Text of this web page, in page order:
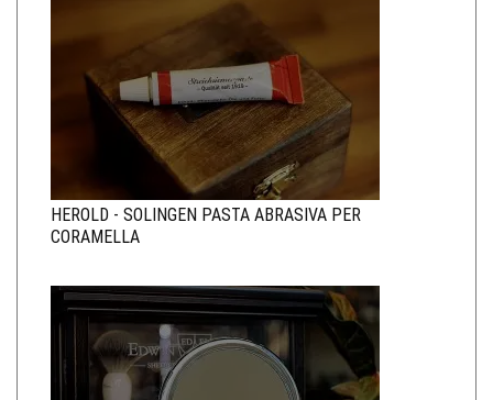
HEROLD - SOLINGEN PASTA ABRASIVA PER
CORAMELLA